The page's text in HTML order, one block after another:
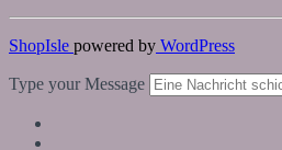
ShopIsle powered by WordPress
Type your Message